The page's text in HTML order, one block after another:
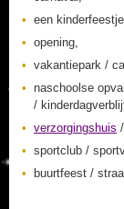
een
opening,
vakantiepark /
naschoolse
/
verzorgingshuis /
sportclub /
buurtfeest /